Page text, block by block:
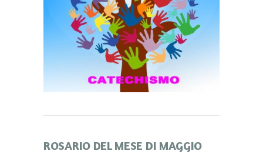
ROSARIO DEL MESE DI MAGGIO